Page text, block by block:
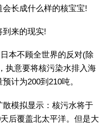
长成什么样的核宝宝!
到来的现实!
本不顾全世界的反对(除
执意要将核污染水排入海
计为200到210吨。
模拟显示：核污水将于
后覆盖北太平洋。但是大